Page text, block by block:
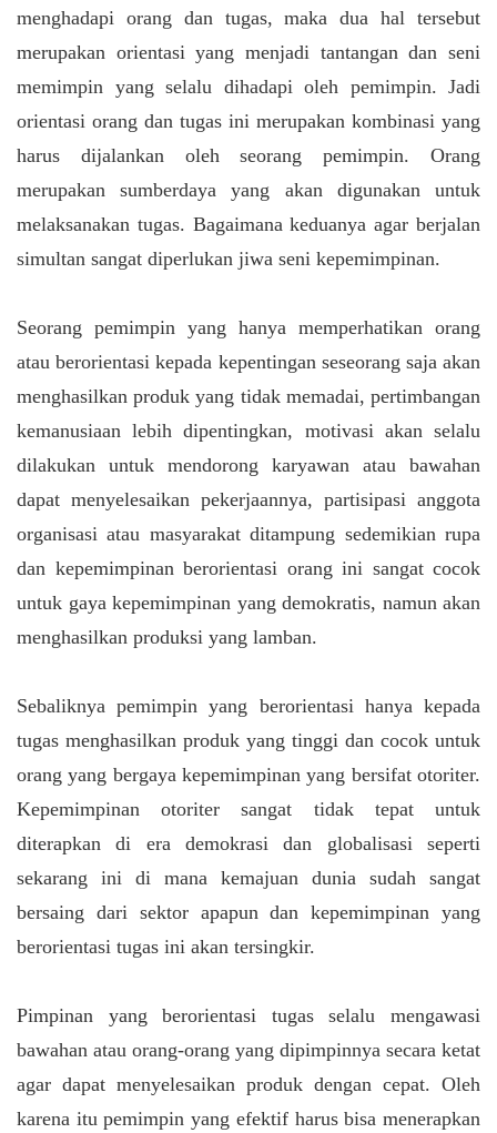
menghadapi orang dan tugas, maka dua hal tersebut
merupakan orientasi yang menjadi tantangan dan seni
memimpin yang selalu dihadapi oleh pemimpin. Jadi
orientasi orang dan tugas ini merupakan kombinasi yang
harus dijalankan oleh seorang pemimpin. Orang
merupakan sumberdaya yang akan digunakan untuk
melaksanakan tugas. Bagaimana keduanya agar berjalan
simultan sangat diperlukan jiwa seni kepemimpinan.
Seorang pemimpin yang hanya memperhatikan orang
atau berorientasi kepada kepentingan seseorang saja akan
menghasilkan produk yang tidak memadai, pertimbangan
kemanusiaan lebih dipentingkan, motivasi akan selalu
dilakukan untuk mendorong karyawan atau bawahan
dapat menyelesaikan pekerjaannya, partisipasi anggota
organisasi atau masyarakat ditampung sedemikian rupa
dan kepemimpinan berorientasi orang ini sangat cocok
untuk gaya kepemimpinan yang demokratis, namun akan
menghasilkan produksi yang lamban.
Sebaliknya pemimpin yang berorientasi hanya kepada
tugas menghasilkan produk yang tinggi dan cocok untuk
orang yang bergaya kepemimpinan yang bersifat otoriter.
Kepemimpinan otoriter sangat tidak tepat untuk
diterapkan di era demokrasi dan globalisasi seperti
sekarang ini di mana kemajuan dunia sudah sangat
bersaing dari sektor apapun dan kepemimpinan yang
berorientasi tugas ini akan tersingkir.
Pimpinan yang berorientasi tugas selalu mengawasi
bawahan atau orang-orang yang dipimpinnya secara ketat
agar dapat menyelesaikan produk dengan cepat. Oleh
karena itu pemimpin yang efektif harus bisa menerapkan